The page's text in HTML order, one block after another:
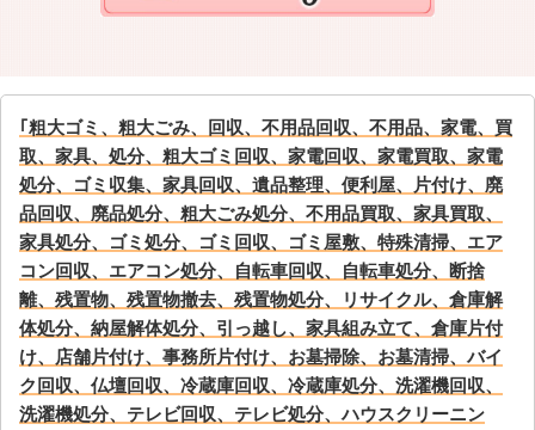
｢粗大ゴミ、粗大ごみ、回収、不用品回収、不用品、家電、買
取、家具、処分、粗大ゴミ回収、家電回収、家電買取、家電
処分、ゴミ収集、家具回収、遺品整理、便利屋、片付け、廃
品回収、廃品処分、粗大ごみ処分、不用品買取、家具買取、
家具処分、ゴミ処分、ゴミ回収、ゴミ屋敷、特殊清掃、エア
コン回収、エアコン処分、自転車回収、自転車処分、断捨
離、残置物、残置物撤去、残置物処分、リサイクル、倉庫解
体処分、納屋解体処分、引っ越し、家具組み立て、倉庫片付
け、店舗片付け、事務所片付け、お墓掃除、お墓清掃、バイ
ク回収、仏壇回収、冷蔵庫回収、冷蔵庫処分、洗濯機回収、
洗濯機処分、テレビ回収、テレビ処分、ハウスクリーニン